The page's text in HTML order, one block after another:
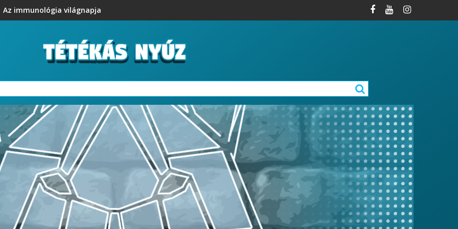
Az immunológia világnapja